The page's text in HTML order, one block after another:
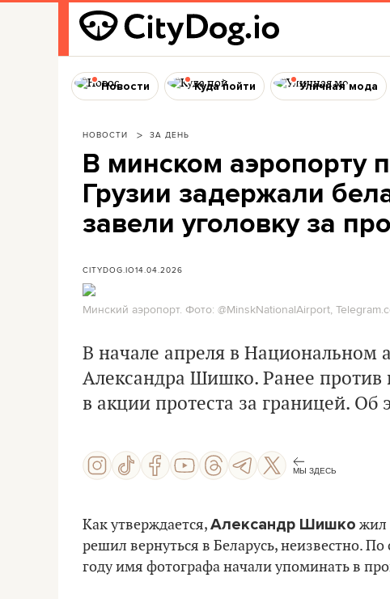
Новости Куда пойти Уличная мода
НОВОСТИ ЗА ДЕНЬ
В минском аэропорту
Грузии задержали
завели уголовку за
CITYDOG.IO14.04.2026
Минский аэропорт. Фото: @MinskNationalAirport,
В начале апреля в Национальном
Александра Шишко. Ранее против
в акции протеста за границей.
МЫ ЗДЕСЬ
Как утверждается,Александр Шишко жил
решил вернуться в Беларусь, неизвестно.
году имя фотографа начали упоминать в